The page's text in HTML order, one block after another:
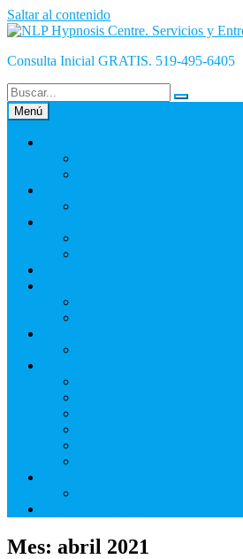
Saltar al contenido
Consulta Inicial GRATIS. 519-495-6405
Menú
Mes: abril 2021